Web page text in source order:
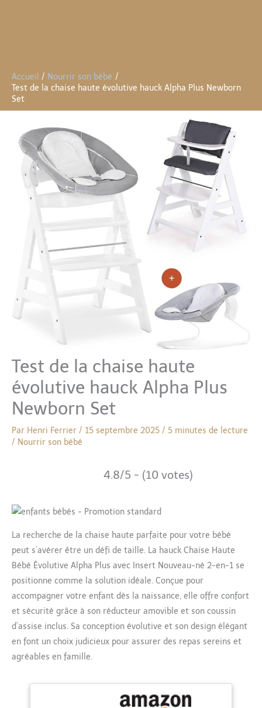
Accueil
Nourrir son bébé
Test de la chaise haute évolutive hauck Alpha Plus Newborn
Set
Test de la chaise haute
évolutive hauck Alpha Plus
Newborn Set
Par Henri Ferrier / 15 septembre 2025 / 5 minutes de lecture
/ Nourrir son bébé
4.8/5 - (10 votes)
La recherche de la chaise haute parfaite pour votre bébé
peut s’avérer être un défi de taille. La hauck Chaise Haute
Bébé Évolutive Alpha Plus avec Insert Nouveau-né 2-en-1 se
positionne comme la solution idéale. Conçue pour
accompagner votre enfant dès la naissance, elle offre confort
et sécurité grâce à son réducteur amovible et son coussin
d’assise inclus. Sa conception évolutive et son design élégant
en font un choix judicieux pour assurer des repas sereins et
agréables en famille.